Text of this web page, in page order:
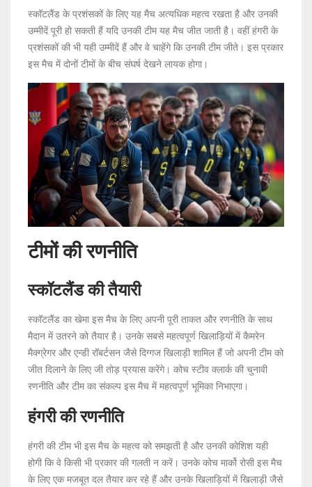
स्कॉटलैंड के प्रशंसकों के लिए यह मैच अत्यधिक महत्व रखता है और उनकी
उम्मीदें पूरी हो सकती हैं यदि उनकी टीम यह मैच जीत जाती है। वहीं हंगरी के
प्रशंसकों की भी यही उम्मीदें हैं और वे चाहेंगे कि उनकी टीम जीते। इस प्रकार
इस मैच में दोनों टीमों के बीच संघर्ष देखने लायक होगा।
टीमों की रणनीति
स्कॉटलैंड की तैयारी
स्कॉटलैंड का खेमा इस मैच के लिए अपनी पूरी ताकत और रणनीति के साथ
मैदान में उतरने को तैयार है। उनके सबसे महत्वपूर्ण खिलाड़ियों में कैमरेन
मैक्ग्रेगर और एन्डी रॉबर्टसन जैसे दिग्गज खिलाड़ी शामिल हैं जो अपनी टीम को
जीत दिलाने के लिए जी तोड़ प्रयास करेंगे। कोच स्टीव क्लार्क की चुनावी
रणनीति और टीम का संकल्प इस मैच में महत्वपूर्ण भूमिका निभाएगा।
हंगरी की रणनीति
हंगरी की टीम भी इस मैच के महत्व को समझती है और उनकी कोशिश यही
होगी कि वे किसी भी प्रकार की गलती न करें। उनके कोच मार्को रोसी इस मैच
के लिए एक मजबूत दल तैयार कर रहे हैं और उनके खिलाड़ियों में खिलाड़ी जैसे